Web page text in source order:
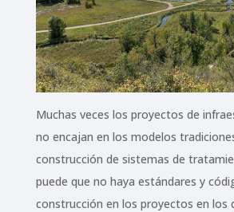
Muchas veces los proyectos de
no encajan en los modelos
construcción de sistemas de
puede que no haya estándares y
construcción en los proyectos en los